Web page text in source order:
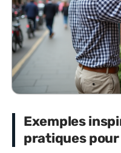
Exemples
pratiques pour